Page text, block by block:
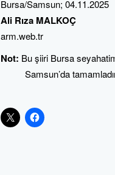
Bursa/Samsun; 04.11.2025
Ali Rıza MALKOÇ
arm.web.tr
Not: Bu şiiri Bursa
Samsun’da